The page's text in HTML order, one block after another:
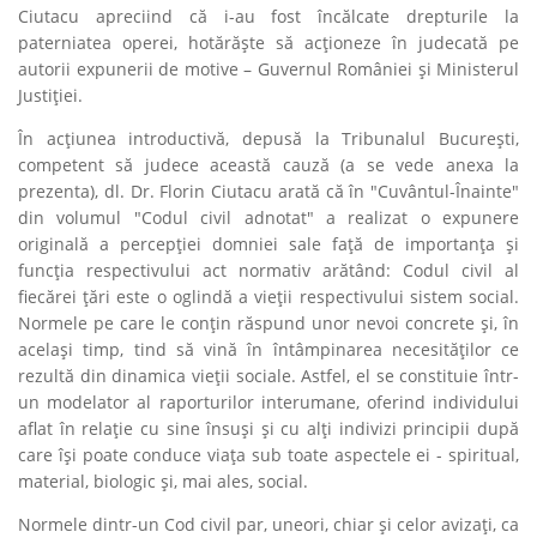
Ciutacu apreciind că i-au fost încălcate drepturile la
paterniatea operei, hotărăşte să acţioneze în judecată pe
autorii expunerii de motive – Guvernul României şi Ministerul
Justiţiei.
În acţiunea introductivă, depusă la Tribunalul Bucureşti,
competent să judece această cauză (a se vede anexa la
prezenta), dl. Dr. Florin Ciutacu arată că în "Cuvântul-Înainte"
din volumul "Codul civil adnotat" a realizat o expunere
originală a percepţiei domniei sale faţă de importanţa şi
funcţia respectivului act normativ arătând: Codul civil al
fiecărei ţări este o oglindă a vieţii respectivului sistem social.
Normele pe care le conţin răspund unor nevoi concrete şi, în
acelaşi timp, tind să vină în întâmpinarea necesităţilor ce
rezultă din dinamica vieţii sociale. Astfel, el se constituie într-
un modelator al raporturilor interumane, oferind individului
aflat în relaţie cu sine însuşi şi cu alţi indivizi principii după
care îşi poate conduce viaţa sub toate aspectele ei - spiritual,
material, biologic şi, mai ales, social.
Normele dintr-un Cod civil par, uneori, chiar şi celor avizaţi, ca